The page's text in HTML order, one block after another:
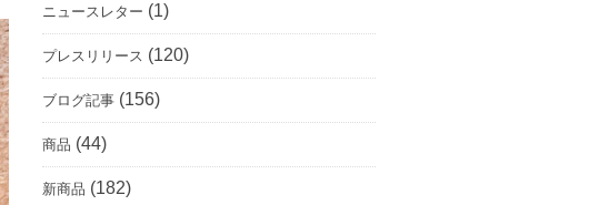
ニュースレター (1)
プレスリリース (120)
ブログ記事 (156)
商品 (44)
新商品 (182)